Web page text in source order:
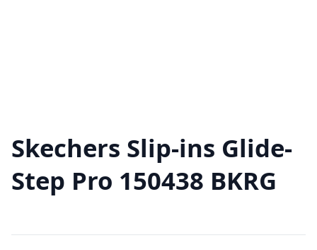
Skechers Slip-ins Glide-
Step Pro 150438 BKRG